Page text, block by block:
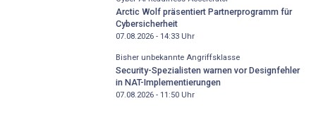
Arctic Wolf präsentiert Partnerprogramm für
Cybersicherheit
07.08.2026 - 14:33Uhr
Bisher unbekannte Angriffsklasse
Security-Spezialisten warnen vor Designfehler
in NAT-Implementierungen
07.08.2026 - 11:50Uhr